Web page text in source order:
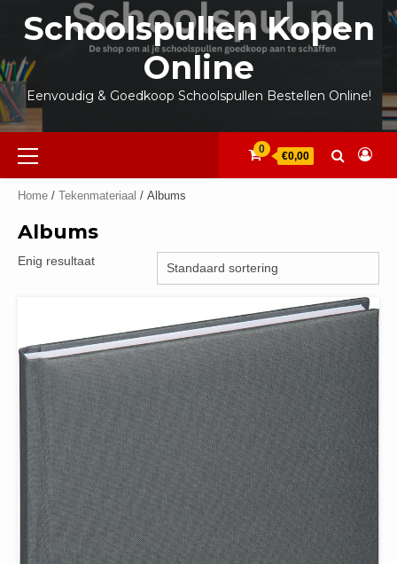
inhoud
Schoolspullen Kopen
Online
Eenvoudig & Goedkoop Schoolspullen Bestellen Online!
Primair
menu
0
€0,00
Home / Tekenmateriaal / Albums
Albums
Enig resultaat